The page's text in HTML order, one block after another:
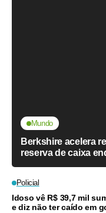
Mundo
Berkshire acelera
reserva de caixa
Policial
Idoso vê R$ 39,7 mil
e diz não ter caído em